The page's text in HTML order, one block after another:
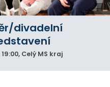
divadelní
19:00, Celý MS kraj